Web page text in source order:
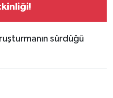
sürdüğü